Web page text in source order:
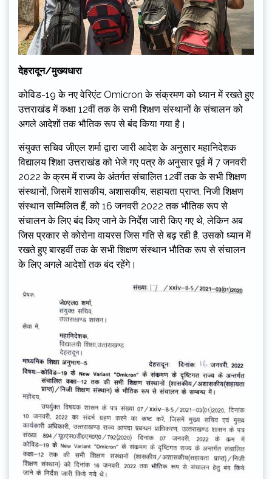
देहरादून/मुख्यधारा
कोविड-19 के नए वेरिएंट Omicron के संक्रमण को ध्यान में रखते हुए
उत्तराखंड में कक्षा 12वीं तक के सभी शिक्षण संस्थानों के संचालन को
अगले आदेशों तक भौतिक रूप से बंद किया गया है।
संयुक्त सचिव जीएल शर्मा द्वारा जारी आदेश के अनुसार महानिदेशक
विद्यालय शिक्षा उत्तराखंड को भेजे गए पत्र के अनुसार पूर्व में 7 जनवरी
2022 के क्रम में राज्य के अंतर्गत संचालित 12वीं तक के सभी शिक्षण
संस्थानों, जिसमें शासकीय, अशासकीय, सहायता प्राप्त, निजी शिक्षण
संस्थान सम्मिलित हैं, को 16 जनवरी 2022 तक भौतिक रूप से
संचालन के लिए बंद किए जाने के निर्देश जारी किए गए थे, लेकिन अब
जिस प्रकार से कोरोना वायरस जिस गति से बढ़ रही है, उसको ध्यान में
रखते हुए बारहवीं तक के सभी शिक्षण संस्थान भौतिक रूप से संचालन
के लिए अगले आदेशों तक बंद रहेंगे।